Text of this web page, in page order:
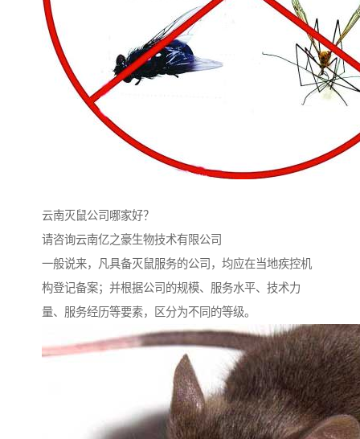
云南灭鼠公司哪家好？
请咨询云南亿之豪生物技术有限公司
一般说来，凡具备灭鼠服务的公司，均应在当地疾控机
构登记备案；并根据公司的规模、服务水平、技术力
量、服务经历等要素，区分为不同的等级。